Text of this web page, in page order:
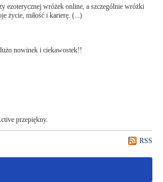
ezoterycznej wróżek online, a szczególnie wróżki
życie, miłość i karierę. (...)
nowinek i ciekawostek!!
przepiękny.
RSS